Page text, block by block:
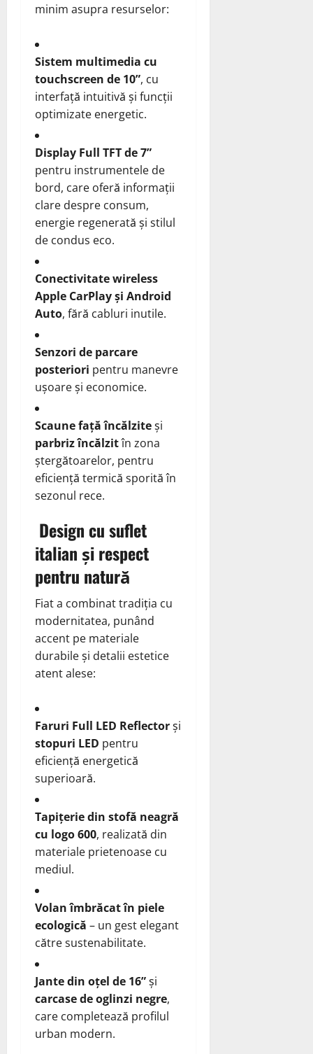
minim asupra resurselor:
Sistem multimedia cu
touchscreen de 10”, cu
interfață intuitivă și funcții
optimizate energetic.
Display Full TFT de 7”
pentru instrumentele de
bord, care oferă informații
clare despre consum,
energie regenerată și stilul
de condus eco.
Conectivitate wireless
Apple CarPlay și Android
Auto, fără cabluri inutile.
Senzori de parcare
posteriori pentru manevre
ușoare și economice.
Scaune față încălziteși
parbriz încălzitîn zona
ștergătoarelor, pentru
eficiență termică sporită în
sezonul rece.
Design cu suflet
italian și respect
pentru natură
Fiat a combinat tradiția cu
modernitatea, punând
accent pe materiale
durabile și detalii estetice
atent alese:
Faruri Full LED Reflectorși
stopuri LED pentru
eficiență energetică
superioară.
Tapițerie din stofă neagră
cu logo 600, realizată din
materiale prietenoase cu
mediul.
Volan îmbrăcat în piele
ecologică – un gest elegant
către sustenabilitate.
Jante din oțel de 16”și
carcase de oglinzi negre,
care completează profilul
urban modern.